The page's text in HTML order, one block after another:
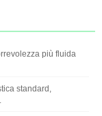
più fluida
standard,